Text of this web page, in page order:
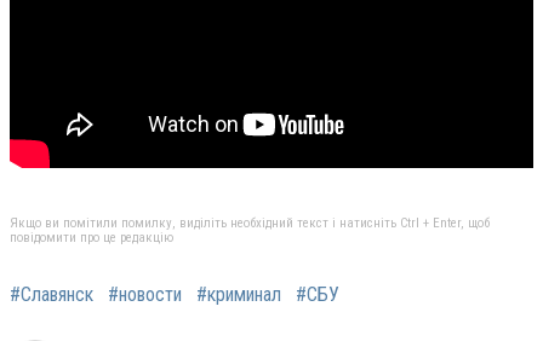
Якщо ви помітили помилку, виділіть необхідний текст і натисніть Ctrl + Enter, щоб
повідомити про це редакцію
#Славянск #новости #криминал #СБУ